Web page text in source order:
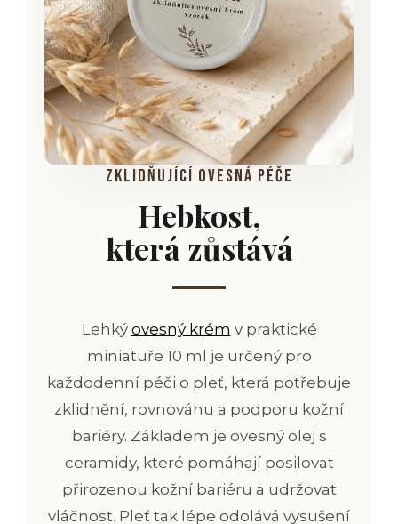
zklidňující ovesná péče
Hebkost,
která zůstává
Lehký ovesný krém v praktické
miniatuře 10 ml je určený pro
každodenní péči o pleť, která potřebuje
zklidnění, rovnováhu a podporu kožní
bariéry. Základem je ovesný olej s
ceramidy, které pomáhají posilovat
přirozenou kožní bariéru a udržovat
vláčnost. Pleť tak lépe odolává vysušení